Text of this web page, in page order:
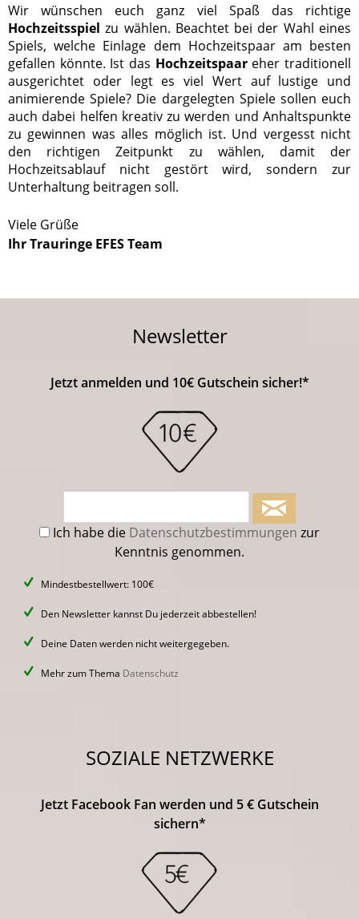
Wir wünschen euch ganz viel Spaß das richtige
Hochzeitsspiel zu wählen. Beachtet bei der Wahl eines
Spiels, welche Einlage dem Hochzeitspaar am besten
gefallen könnte. Ist das Hochzeitspaareher traditionell
ausgerichtet oder legt es viel Wert auf lustige und
animierende Spiele? Die dargelegten Spiele sollen euch
auch dabei helfen kreativ zu werden und Anhaltspunkte
zu gewinnen was alles möglich ist. Und vergesst nicht
den richtigen Zeitpunkt zu wählen, damit der
Hochzeitsablauf nicht gestört wird, sondern zur
Unterhaltung beitragen soll.
Viele Grüße
Ihr Trauringe EFES Team
Newsletter
Jetzt anmelden und 10€ Gutschein sicher!*
Ich habe die Datenschutzbestimmungen zur
Kenntnis genommen.
Mindestbestellwert: 100€
Den Newsletter kannst Du jederzeit abbestellen!
Deine Daten werden nicht weitergegeben.
Mehr zum Thema Datenschutz
SOZIALE NETZWERKE
Jetzt Facebook Fan werden und 5 € Gutschein
sichern*